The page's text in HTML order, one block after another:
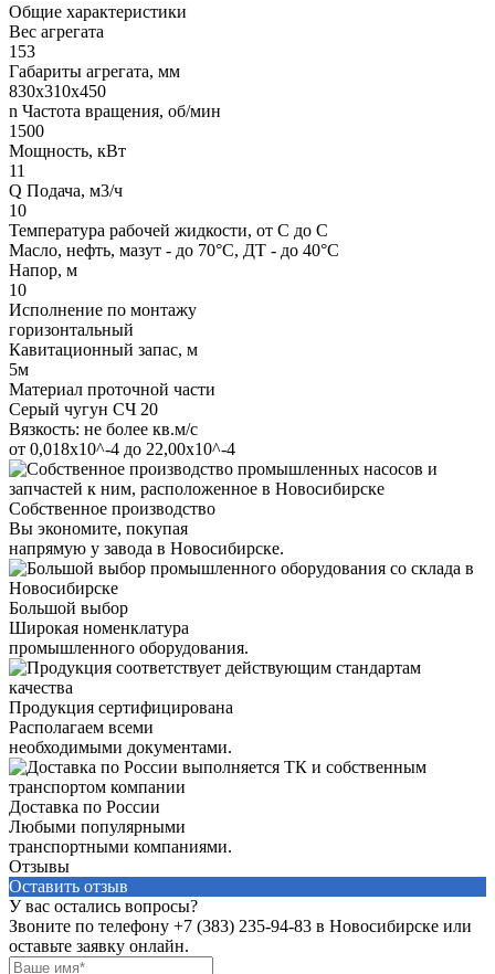
Общие характеристики
Вес агрегата
153
Габариты агрегата, мм
830х310х450
n Частота вращения, об/мин
1500
Мощность, кВт
11
Q Подача, м3/ч
10
Температура рабочей жидкости, от С до С
Масло, нефть, мазут - до 70°С, ДТ - до 40°С
Напор, м
10
Исполнение по монтажу
горизонтальный
Кавитационный запас, м
5м
Материал проточной части
Серый чугун СЧ 20
Вязкость: не более кв.м/с
от 0,018х10^-4 до 22,00х10^-4
Собственное производство
Вы экономите, покупая
напрямую у завода в Новосибирске.
Большой выбор
Широкая номенклатура
промышленного оборудования.
Продукция сертифицирована
Располагаем всеми
необходимыми документами.
Доставка по России
Любыми популярными
транспортными компаниями.
Отзывы
Оставить отзыв
У вас остались вопросы?
Звоните по телефону +7 (383) 235-94-83 в Новосибирске или
оставьте заявку онлайн.